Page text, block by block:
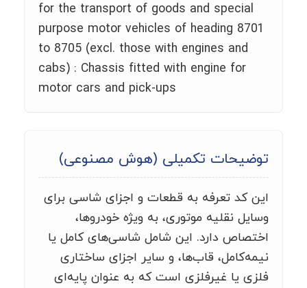
for the transport of goods and special
purpose motor vehicles of heading 8701
to 8705 (excl. those with engines and
cabs) : Chassis fitted with engine for
motor cars and pick-ups
توضیحات تکمیلی (هوش مصنوعی)
این کد تعرفه به قطعات و اجزای شاسی برای
وسایل نقلیه موتوری، به ویژه خودروها،
اختصاص دارد. این شامل شاسی‌های کامل یا
نیمه‌کامل، قاب‌ها، و سایر اجزای ساختاری
فلزی یا غیرفلزی است که به عنوان پایه‌ای